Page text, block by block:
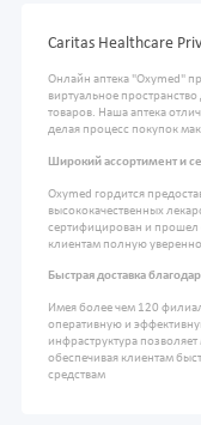
Caritas Healthcare
Онлайн аптека "Oxymed"
виртуальное
товаров. Наша аптека
делая процесс покупок
Широкий ассортимент и
Oxymed гордится
высококачественных
сертифицирован и прошел
клиентам полную
Быстрая доставка
Имея более чем 120
оперативную и
инфраструктура
обеспечивая клиентам
средствам